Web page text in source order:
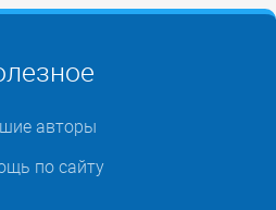
авторы
по сайту